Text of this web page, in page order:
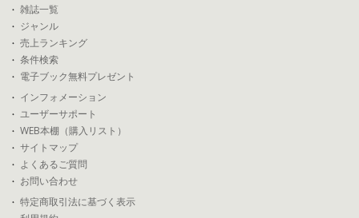
雑誌一覧
ジャンル
売上ランキング
条件検索
電子ブック無料プレゼント
インフォメーション
ユーザーサポート
WEB本棚（購入リスト）
サイトマップ
よくあるご質問
お問い合わせ
特定商取引法に基づく表示